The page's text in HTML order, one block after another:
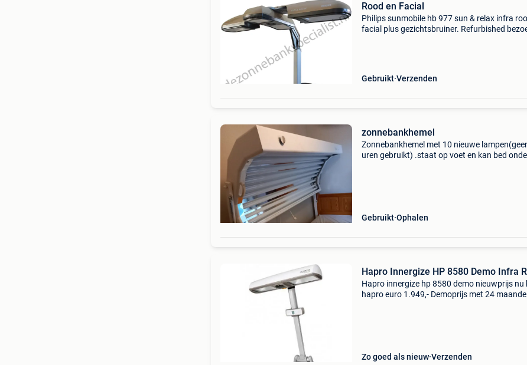
Rood en Facial
Philips sunmobile hb 977 sun & relax infra
facial plus gezichtsbruiner. Refurbished
Gebruikt Verzenden
zonnebankhemel
Zonnebankhemel met 10 nieuwe
uren gebruikt) .staat op voet en kan bed
Gebruikt Ophalen
Hapro Innergize HP 8580 Demo Infra
Hapro innergize hp 8580 demo nieuwprijs nu
hapro euro 1.949,- Demoprijs met 24
Zo goed als nieuw Verzenden